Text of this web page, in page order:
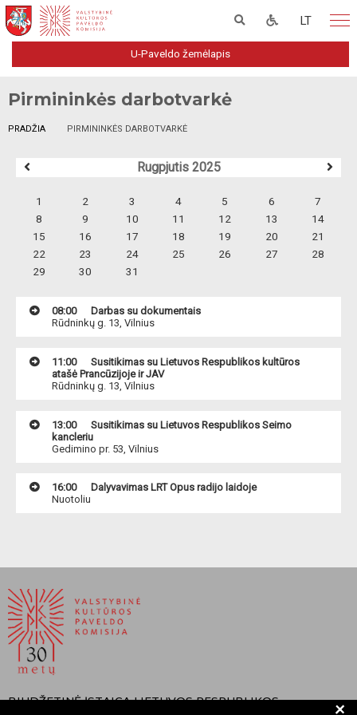
LT
U-Paveldo žemėlapis
Pirmininkės darbotvarkė
PRADŽIA PIRMININKĖS DARBOTVARKĖ
Rugpjutis 2025
1 2 3 4 5 6
7
8
9 10 11 12 13
14
15
16 17 18 19 20
21
22
23 24 25 26 27
28
29
30 31
08:00
Darbas su dokumentais
Rūdninkų g. 13, Vilnius
11:00
Susitikimas su Lietuvos Respublikos kultūros
atašė Prancūzijoje ir JAV
Rūdninkų g. 13, Vilnius
13:00
Susitikimas su Lietuvos Respublikos Seimo
kancleriu
Gedimino pr. 53, Vilnius
16:00
Dalyvavimas LRT Opus radijo laidoje
Nuotoliu
BIUDŽETINĖ ĮSTAIGA LIETUVOS RESPUBLIKOS